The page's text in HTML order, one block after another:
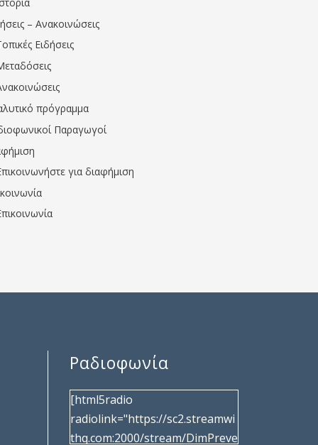
– Ανακοινώσεις
Ειδήσεις
πρόγραμμα
Παραγωγοί
για διαφήμιση
Ραδιοφωνία
[html5radio
radiolink="https://sc2.streamwi
thq.com:2000/stream/DimPreve